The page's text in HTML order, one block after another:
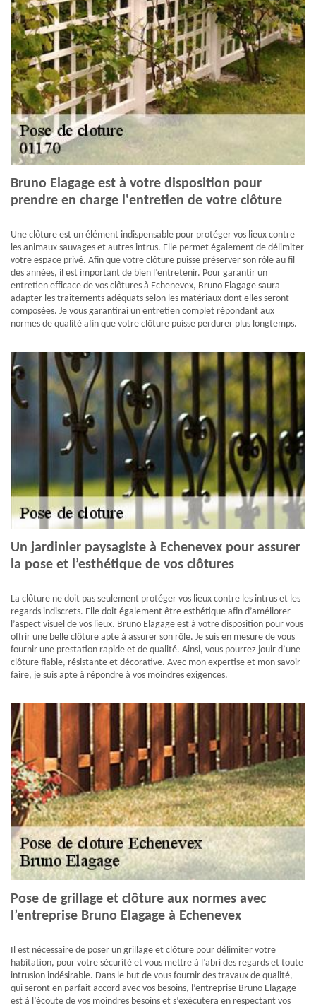
Bruno Elagage est à votre disposition pour
prendre en charge l'entretien de votre clôture
Une clôture est un élément indispensable pour protéger vos lieux contre
les animaux sauvages et autres intrus. Elle permet également de délimiter
votre espace privé. Afin que votre clôture puisse préserver son rôle au fil
des années, il est important de bien l’entretenir. Pour garantir un
entretien efficace de vos clôtures à Echenevex, Bruno Elagage saura
adapter les traitements adéquats selon les matériaux dont elles seront
composées. Je vous garantirai un entretien complet répondant aux
normes de qualité afin que votre clôture puisse perdurer plus longtemps.
Un jardinier paysagiste à Echenevex pour assurer
la pose et l’esthétique de vos clôtures
La clôture ne doit pas seulement protéger vos lieux contre les intrus et les
regards indiscrets. Elle doit également être esthétique afin d’améliorer
l’aspect visuel de vos lieux. Bruno Elagage est à votre disposition pour vous
offrir une belle clôture apte à assurer son rôle. Je suis en mesure de vous
fournir une prestation rapide et de qualité. Ainsi, vous pourrez jouir d’une
clôture fiable, résistante et décorative. Avec mon expertise et mon savoir-
faire, je suis apte à répondre à vos moindres exigences.
Pose de grillage et clôture aux normes avec
l’entreprise Bruno Elagage à Echenevex
Il est nécessaire de poser un grillage et clôture pour délimiter votre
habitation, pour votre sécurité et vous mettre à l’abri des regards et toute
intrusion indésirable. Dans le but de vous fournir des travaux de qualité,
qui seront en parfait accord avec vos besoins, l’entreprise Bruno Elagage
est à l’écoute de vos moindres besoins et s’exécutera en respectant vos